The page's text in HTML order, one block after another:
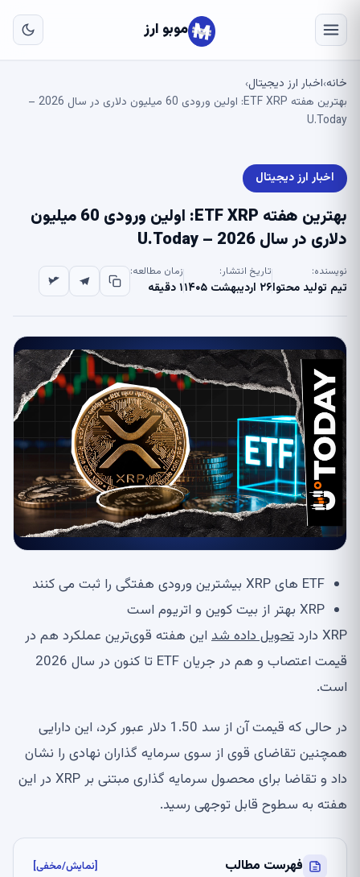
موبو ارز
خانه›اخبار ارز دیجیتال›
بهترین هفته ETF XRP: اولین ورودی 60 میلیون دلاری در سال 2026 –
U.Today
اخبار ارز دیجیتال
بهترین هفته ETF XRP: اولین ورودی 60 میلیون
دلاری در سال 2026 – U.Today
نویسنده:
تیم تولید محتوا
تاریخ انتشار:
۲۶ اردیبهشت ۱۴۰۵
زمان مطالعه:
۱ دقیقه
ETF های XRP بیشترین ورودی هفتگی را ثبت می کنند
XRP بهتر از بیت کوین و اتریوم است
XRP دارد
تحویل داده شد این هفته قوی‌ترین عملکرد هم در
قیمت اعتصاب و هم در جریان ETF تا کنون در سال 2026
است.
در حالی که قیمت آن از سد 1.50 دلار عبور کرد، این دارایی
همچنین تقاضای قوی از سوی سرمایه گذاران نهادی را نشان
داد و تقاضا برای محصول سرمایه گذاری مبتنی بر XRP در این
هفته به سطوح قابل توجهی رسید.
فهرست مطالب [نمایش/مخفی]